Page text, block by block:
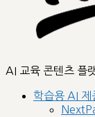
nextplatform
AI 교육 콘텐츠 플
학습용 AI 제